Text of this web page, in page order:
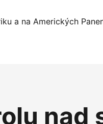
a na Amerických